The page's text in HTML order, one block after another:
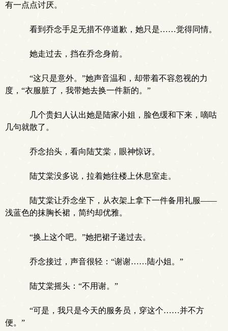
有一点点讨厌。
看到乔念手足无措不停道歉，她只是……觉得同情。
她走过去，挡在乔念身前。
“这只是意外。”她声音温和，却带着不容忽视的力
度，“衣服脏了，我带她去换一件新的。”
几个贵妇人认出她是陆家小姐，脸色缓和下来，嘀咕
几句就散了。
乔念抬头，看向陆艾棠，眼神惊讶。
陆艾棠没多说，拉着她往楼上休息室走。
陆艾棠让乔念坐下，从衣架上拿下一件备用礼服——
浅蓝色的抹胸长裙，简约却优雅。
“换上这个吧。”她把裙子递过去。
乔念接过，声音很轻：“谢谢……陆小姐。”
陆艾棠摇头：“不用谢。”
“可是，我只是今天的服务员，穿这个……并不方
便。”